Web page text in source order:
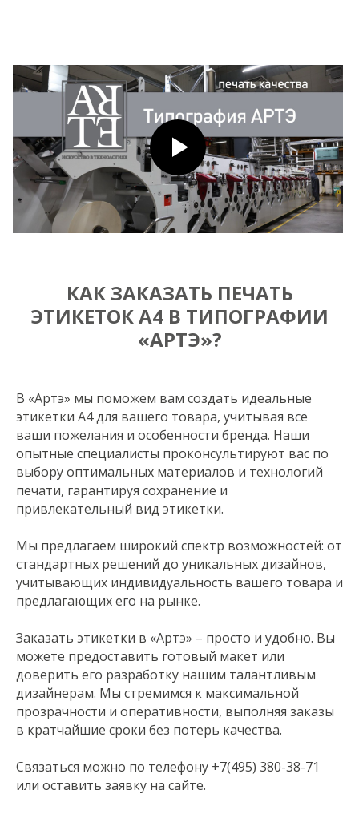
КАК ЗАКАЗАТЬ ПЕЧАТЬ
ЭТИКЕТОК А4 В ТИПОГРАФИИ
«АРТЭ»?
В «Артэ» мы поможем вам создать идеальные
этикетки А4 для вашего товара, учитывая все
ваши пожелания и особенности бренда. Наши
опытные специалисты проконсультируют вас по
выбору оптимальных материалов и технологий
печати, гарантируя сохранение и
привлекательный вид этикетки.
Мы предлагаем широкий спектр возможностей: от
стандартных решений до уникальных дизайнов,
учитывающих индивидуальность вашего товара и
предлагающих его на рынке.
Заказать этикетки в «Артэ» – просто и удобно. Вы
можете предоставить готовый макет или
доверить его разработку нашим талантливым
дизайнерам. Мы стремимся к максимальной
прозрачности и оперативности, выполняя заказы
в кратчайшие сроки без потерь качества.
Связаться можно по телефону +7(495) 380-38-71
или оставить заявку на сайте.